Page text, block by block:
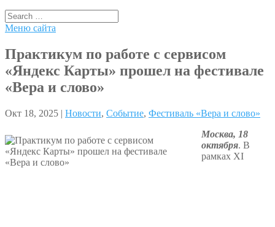
Меню сайта
Практикум по работе с сервисом
«Яндекс Карты» прошел на фестивале
«Вера и слово»
Окт 18, 2025 | Новости, Событие, Фестиваль «Вера и слово»
Москва, 18
октября. В
рамках XI